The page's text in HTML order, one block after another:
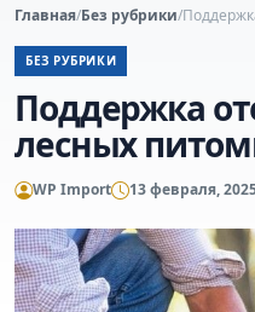
Главная/Без рубрики/
БЕЗ РУБРИКИ
Поддержка
лесных
WP Import 13 февраля,